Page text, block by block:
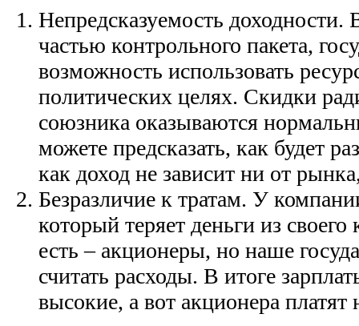
Непредсказуемость доходности.
частью контрольного пакета,
возможность использовать
политических целях. Скидки
союзника оказываются
можете предсказать, как будет
как доход не зависит ни от
Безразличие к тратам. У
который теряет деньги из
есть – акционеры, но наше
считать расходы. В итоге
высокие, а вот акционера платят